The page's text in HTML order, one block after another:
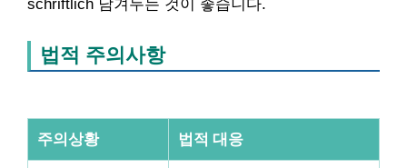
schriftlich 남겨두는 것이 좋습니다.
법적 주의사항
주의상황 법적 대응